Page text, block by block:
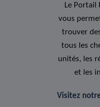
Le Portail
vous
trouver
tous les
unités, les
et les
Visitez